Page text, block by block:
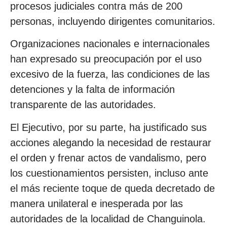
procesos judiciales contra más de 200
personas, incluyendo dirigentes comunitarios.
Organizaciones nacionales e internacionales
han expresado su preocupación por el uso
excesivo de la fuerza, las condiciones de las
detenciones y la falta de información
transparente de las autoridades.
El Ejecutivo, por su parte, ha justificado sus
acciones alegando la necesidad de restaurar
el orden y frenar actos de vandalismo, pero
los cuestionamientos persisten, incluso ante
el más reciente toque de queda decretado de
manera unilateral e inesperada por las
autoridades de la localidad de Changuinola.